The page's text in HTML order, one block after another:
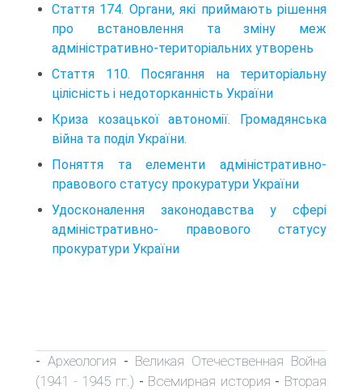
Стаття 174. Органи, які приймають рішення
про встановлення та зміну меж
адміністративно-територіальних утворень
Стаття 110. Посягання на територіальну
цілісність і недоторканність України
Криза козацької автономії. Громадянська
війна та поділ України.
Поняття та елементи адміністративно-
правового статусу прокуратури України
Удосконалення законодавства у сфері
адміністративно- правового статусу
прокуратури України
- Археология - Великая Отечественная Война
(1941 - 1945 гг.) - Всемирная история - Вторая